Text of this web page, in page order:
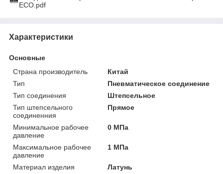
ECO.pdf
Характеристики
Основные
Страна производитель
Китай
Тип
Пневматическое соединение
Тип соединения
Штепсельное
Тип штепсельного
соединенния
Прямое
Минимальное рабочее
давление
0 МПа
Максимальное рабочее
давление
1 МПа
Материал изделия
Латунь